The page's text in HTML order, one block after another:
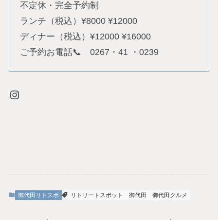
不定休・完全予約制
ランチ（税込）¥8000 ¥12000
ディナー（税込）¥12000 ¥16000
ご予約お電話📞 0267・41 ・0239
Instagram
御代田リトスポ リトリートスポット 御代田 御代田グルメ